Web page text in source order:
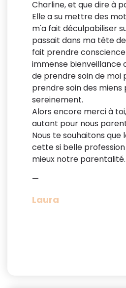
Charline, et que dire à
Elle a su mettre des
m'a fait déculpabiliser
passait dans ma tête
fait prendre
immense bienveillance
de prendre soin de moi
prendre soin des miens
sereinement.
Alors encore merci à
autant pour nous
Nous te souhaitons que
cette si belle
mieux notre parentalité.
—
Laura